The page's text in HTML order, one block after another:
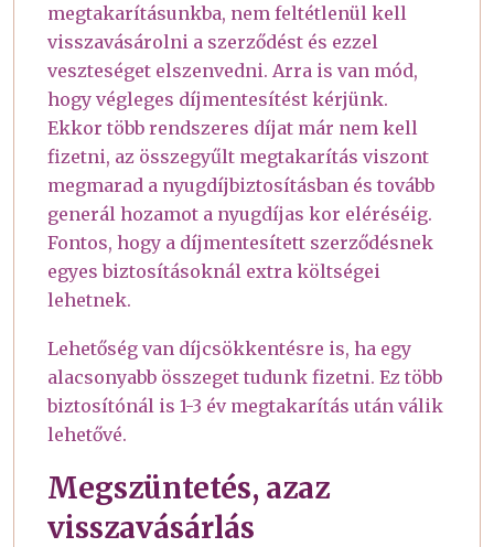
megtakarításunkba, nem feltétlenül kell
visszavásárolni a szerződést és ezzel
veszteséget elszenvedni. Arra is van mód,
hogy végleges díjmentesítést kérjünk.
Ekkor több rendszeres díjat már nem kell
fizetni, az összegyűlt megtakarítás viszont
megmarad a nyugdíjbiztosításban és tovább
generál hozamot a nyugdíjas kor eléréséig.
Fontos, hogy a díjmentesített szerződésnek
egyes biztosításoknál extra költségei
lehetnek.
Lehetőség van díjcsökkentésre is, ha egy
alacsonyabb összeget tudunk fizetni. Ez több
biztosítónál is 1-3 év megtakarítás után válik
lehetővé.
Megszüntetés, azaz
visszavásárlás